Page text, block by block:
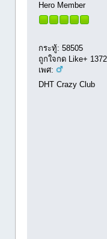
Hero Member
กระทู้: 58505
ถูกใจกด Like+ 1372
เพศ:
DHT Crazy Club